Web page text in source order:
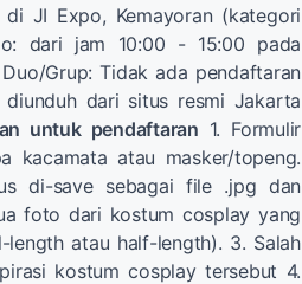
JI Expo, Kemayoran (kategori
dari jam 10:00 - 15:00 pada
Grup: Tidak ada pendaftaran
dari situs resmi Jakarta
untuk pendaftaran 1. Formulir
kacamata atau masker/topeng.
di-save sebagai file .jpg dan
foto dari kostum cosplay yang
atau half-length). 3. Salah
kostum cosplay tersebut 4.